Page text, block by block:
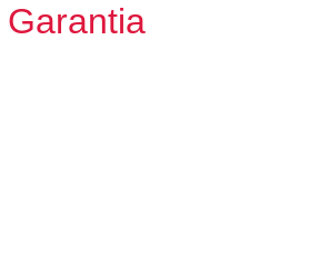
Garantia